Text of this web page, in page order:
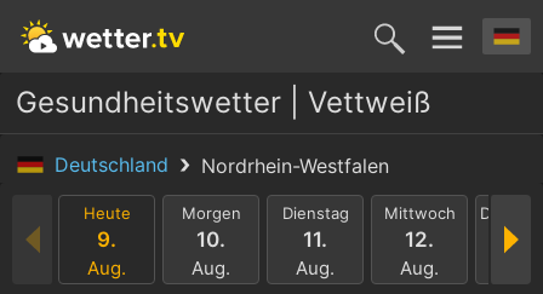
Gesundheitswetter | Vettweiß
Deutschland Nordrhein-Westfalen
Heute
9.
Aug.
Morgen
10.
Aug.
Dienstag
11.
Aug.
Mittwoch
12.
Aug.
13.